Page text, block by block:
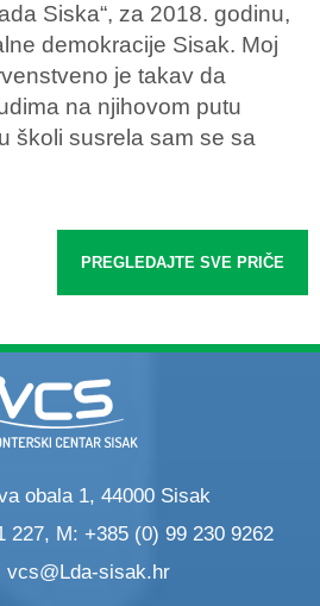
Siska“, za 2018. godinu,
demokracije Sisak. Moj
je takav da
na njihovom putu
školi susrela sam se sa
PREGLEDAJTE SVE PRIČE
obala 1, 44000 Sisak
227, M: +385 (0) 99 230 9262
vcs@Lda-sisak.hr